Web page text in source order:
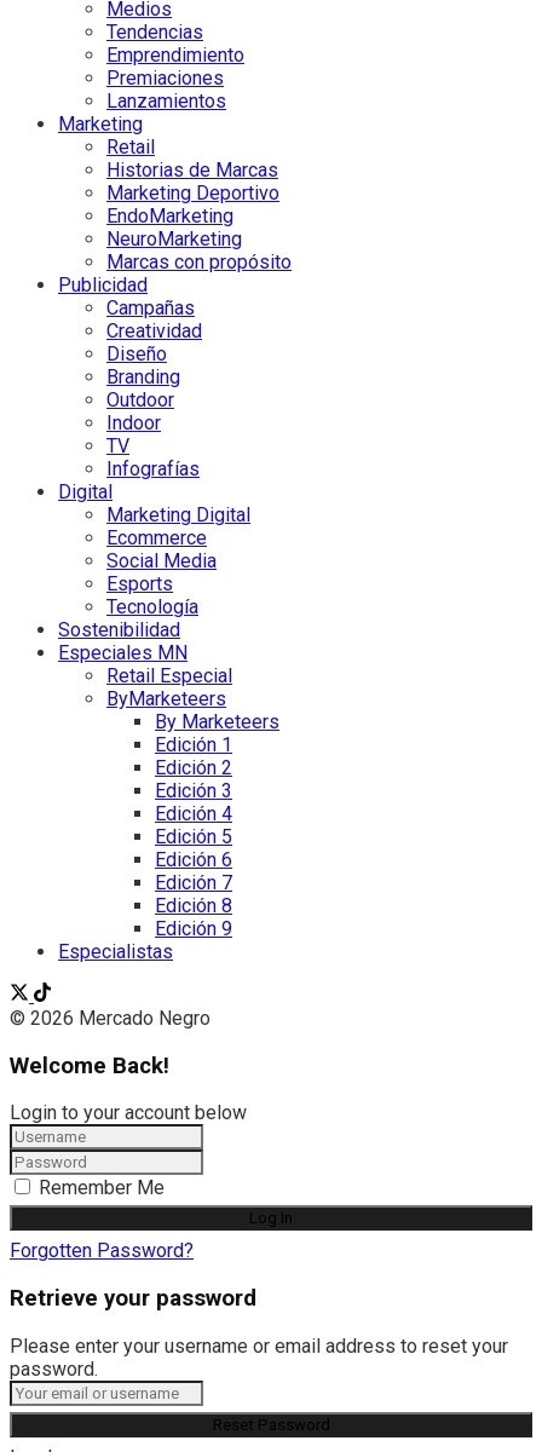
Medios
Tendencias
Emprendimiento
Premiaciones
Lanzamientos
Marketing
Retail
Historias de Marcas
Marketing Deportivo
EndoMarketing
NeuroMarketing
Marcas con propósito
Publicidad
Campañas
Creatividad
Diseño
Branding
Outdoor
Indoor
TV
Infografías
Digital
Marketing Digital
Ecommerce
Social Media
Esports
Tecnología
Sostenibilidad
Especiales MN
Retail Especial
ByMarketeers
By Marketeers
Edición 1
Edición 2
Edición 3
Edición 4
Edición 5
Edición 6
Edición 7
Edición 8
Edición 9
Especialistas
© 2026 Mercado Negro
Welcome Back!
Login to your account below
Remember Me
Forgotten Password?
Retrieve your password
Please enter your username or email address to reset your
password.